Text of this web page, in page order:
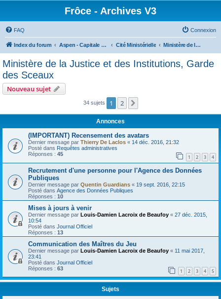
Frôce - Archives V3
FAQ Connexion
Index du forum Aspen - Capitale de la Frôce Cité Ministérielle Ministère de la Justice et des Institutions, Garde des Sceaux
Ministère de la Justice et des Institutions, Garde
des Sceaux
Nouveau sujet
34 sujets 1 2
Annonces
(IMPORTANT) Recensement des avatars
Dernier message par Thierry De Laclos « 14 déc. 2016, 21:32
Posté dans Requêtes administratives
Réponses : 45 1 2 3 4
Recrutement d'une personne pour l'Agence des Données
Publiques
Dernier message par Quentin Guardians « 19 sept. 2016, 22:15
Posté dans Agence des Données Publiques
Réponses : 10
Mises à jours à venir
Dernier message par Louis-Damien Lacroix de Beaufoy « 27 déc. 2015,
10:54
Posté dans Journal Officiel
Réponses : 13
Communication des Maîtres du Jeu
Dernier message par Louis-Damien Lacroix de Beaufoy « 11 mai 2017,
23:41
Posté dans Journal Officiel
Réponses : 63 1 2 3 4 5
Sujets